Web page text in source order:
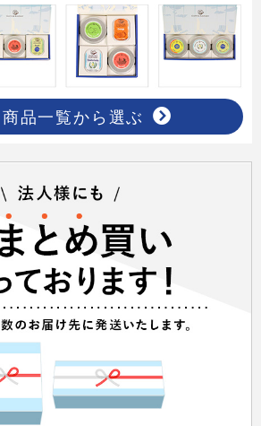
品一覧から選ぶ